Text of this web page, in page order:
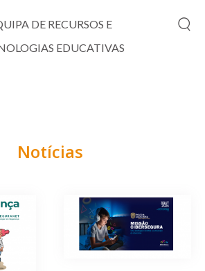
DE RECURSOS E
EDUCATIVAS
Notícias